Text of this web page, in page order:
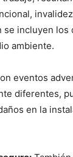
se incluyen los
ambiente.
eventos
diferentes,
en la